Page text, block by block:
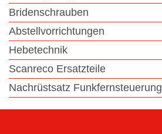
Bridenschrauben
Abstellvorrichtungen
Hebetechnik
Scanreco Ersatzteile
Nachrüstsatz Funkfernsteuerung